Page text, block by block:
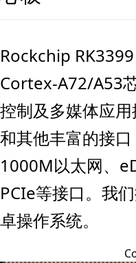
Rockchip
Cortex-A72/A53
控制及多媒体应
和其他丰富的接口
1000M以太网、
PCIe等接口。我
卓操作系统。